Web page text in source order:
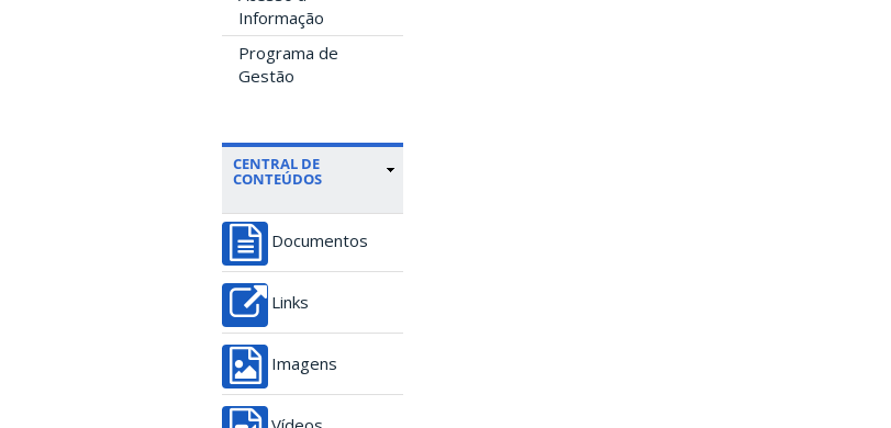
Informação
Programa de
Gestão
CENTRAL DE
CONTEÚDOS
Documentos
Links
Imagens